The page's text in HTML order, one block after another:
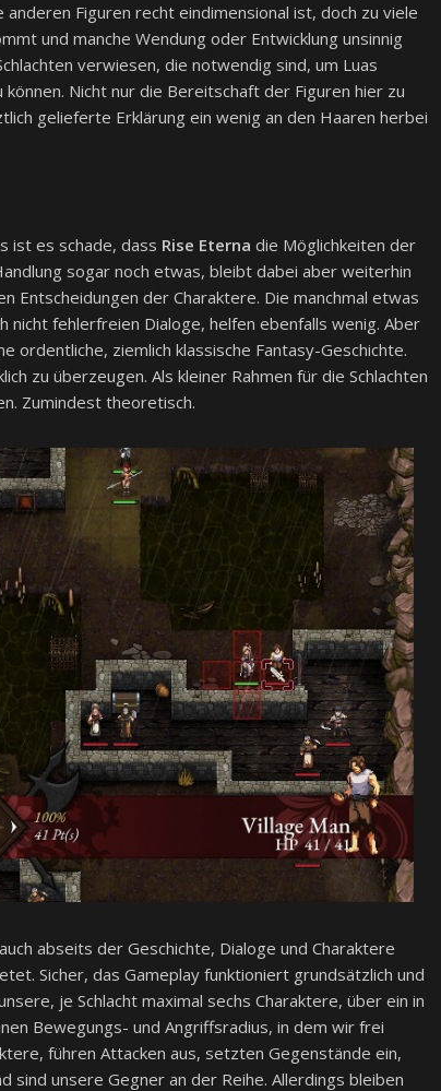
Figuren recht eindimensional ist, doch zu viele
und manche Wendung oder Entwicklung unsinnig
verwiesen, die notwendig sind, um Luas
Nicht nur die Bereitschaft der Figuren hier zu
gelieferte Erklärung ein wenig an den Haaren herbei
ist es schade, dass Rise Eterna die Möglichkeiten der
sogar noch etwas, bleibt dabei aber weiterhin
Entscheidungen der Charaktere. Die manchmal etwas
fehlerfreien Dialoge, helfen ebenfalls wenig. Aber
ordentliche, ziemlich klassische Fantasy-Geschichte.
zu überzeugen. Als kleiner Rahmen für die Schlachten
Zumindest theoretisch.
auch abseits der Geschichte, Dialoge und Charaktere
Sicher, das Gameplay funktioniert grundsätzlich und
je Schlacht maximal sechs Charaktere, über ein in
Bewegungs- und Angriffsradius, in dem wir frei
führen Attacken aus, setzten Gegenstände ein,
sind unsere Gegner an der Reihe. Allerdings bleiben